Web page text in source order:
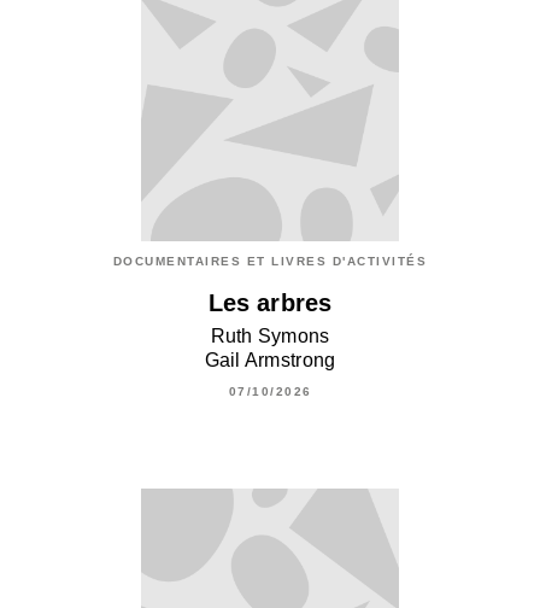
DOCUMENTAIRES ET LIVRES D'ACTIVITÉS
Les arbres
Ruth Symons
Gail Armstrong
07/10/2026